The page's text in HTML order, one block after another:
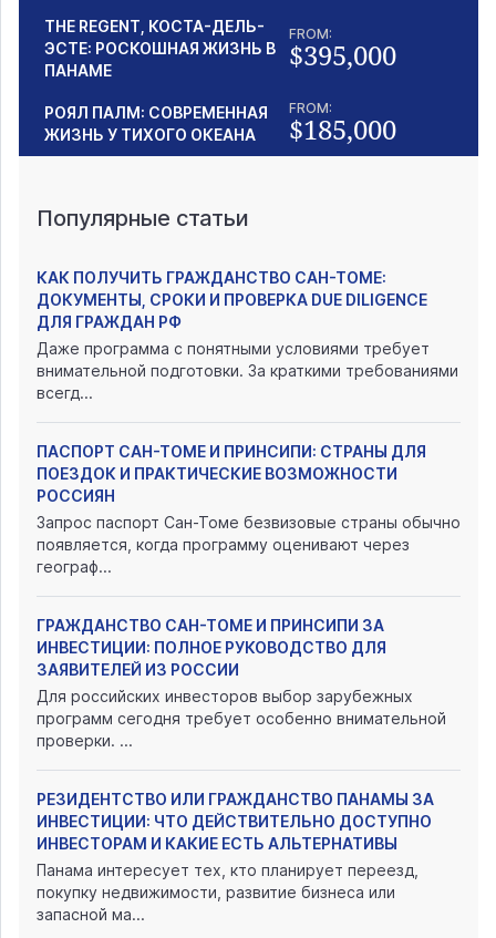
THE REGENT, КОСТА-ДЕЛЬ-
ЭСТЕ: РОСКОШНАЯ ЖИЗНЬ В
ПАНАМЕ
FROM:
$395,000
РОЯЛ ПАЛМ: СОВРЕМЕННАЯ
ЖИЗНЬ У ТИХОГО ОКЕАНА
FROM:
$185,000
Популярные статьи
КАК ПОЛУЧИТЬ ГРАЖДАНСТВО САН-ТОМЕ:
ДОКУМЕНТЫ, СРОКИ И ПРОВЕРКА DUE DILIGENCE
ДЛЯ ГРАЖДАН РФ
Даже программа с понятными условиями требует
внимательной подготовки. За краткими требованиями
всегд...
ПАСПОРТ САН-ТОМЕ И ПРИНСИПИ: СТРАНЫ ДЛЯ
ПОЕЗДОК И ПРАКТИЧЕСКИЕ ВОЗМОЖНОСТИ
РОССИЯН
Запрос паспорт Сан-Томе безвизовые страны обычно
появляется, когда программу оценивают через
географ...
ГРАЖДАНСТВО САН-ТОМЕ И ПРИНСИПИ ЗА
ИНВЕСТИЦИИ: ПОЛНОЕ РУКОВОДСТВО ДЛЯ
ЗАЯВИТЕЛЕЙ ИЗ РОССИИ
Для российских инвесторов выбор зарубежных
программ сегодня требует особенно внимательной
проверки. ...
РЕЗИДЕНТСТВО ИЛИ ГРАЖДАНСТВО ПАНАМЫ ЗА
ИНВЕСТИЦИИ: ЧТО ДЕЙСТВИТЕЛЬНО ДОСТУПНО
ИНВЕСТОРАМ И КАКИЕ ЕСТЬ АЛЬТЕРНАТИВЫ
Панама интересует тех, кто планирует переезд,
покупку недвижимости, развитие бизнеса или
запасной ма...